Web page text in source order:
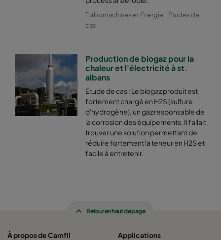
Turbomachines et Energie
Etudes de
cas
Production de biogaz pour la
chaleur et l'électricité à st.
albans
Etude de cas : Le biogaz produit est
fortement chargé en H2S (sulfure
d'hydrogène), un gaz responsable de
la corrosion des équipements. Il fallait
trouver une solution permettant de
réduire fortement la teneur en H2S et
facile à entretenir.
Retour en haut de page
À propos de Camfil
Applications